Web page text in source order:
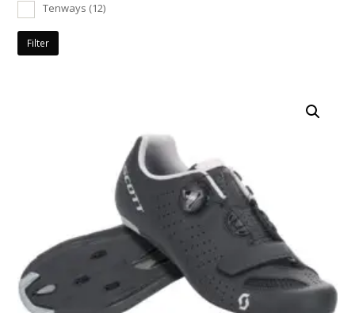
Tenways (12)
Filter